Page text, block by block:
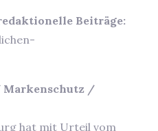
Beiträge:
/
hat mit Urteil vom